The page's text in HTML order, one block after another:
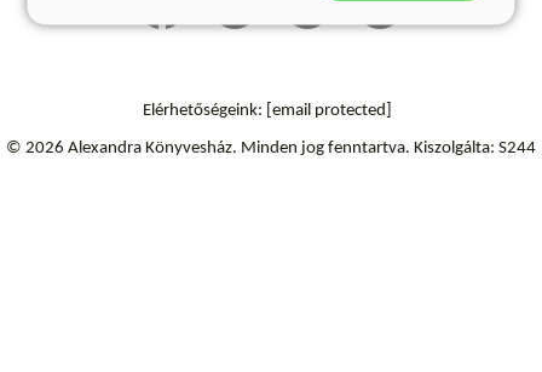
Elérhetőségeink: [email protected]
© 2026 Alexandra Könyvesház. Minden jog fenntartva. Kiszolgálta: S244